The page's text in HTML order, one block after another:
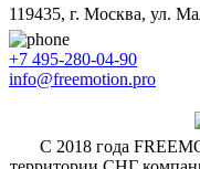
119435, г. Москва, ул.
+7 495-280-04-90
info@freemotion.pro
С 2018 года